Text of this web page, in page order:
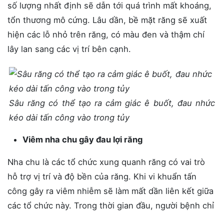
số lượng nhất định sẽ dẫn tới quá trình mất khoáng,
tổn thương mô cứng. Lâu dần, bề mặt răng sẽ xuất
hiện các lỗ nhỏ trên răng, có màu đen và thậm chí
lây lan sang các vị trí bên cạnh.
Sâu răng có thể tạo ra cảm giác ê buốt, đau nhức
kéo dài tấn công vào trong tủy
Viêm nha chu gây đau lợi răng
Nha chu là các tổ chức xung quanh răng có vai trò
hỗ trợ vị trí và độ bền của răng. Khi vi khuẩn tấn
công gây ra viêm nhiễm sẽ làm mất dần liên kết giữa
các tổ chức này. Trong thời gian đầu, người bệnh chỉ